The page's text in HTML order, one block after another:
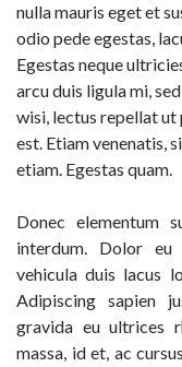
nulla mauris eget et
odio pede egestas,
Egestas neque
arcu duis ligula mi,
wisi, lectus repellat
est. Etiam venenatis,
etiam. Egestas quam.
Donec elementum
interdum. Dolor eu
vehicula duis lacus
Adipiscing sapien
gravida eu ultrices
massa, id et, ac